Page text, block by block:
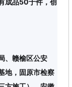
、赣榆区公安
地，固原市检察